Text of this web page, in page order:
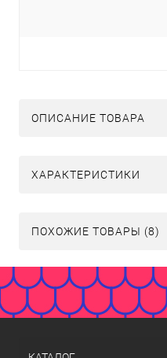
ОПИСАНИЕ ТОВАРА
ХАРАКТЕРИСТИКИ
ПОХОЖИЕ ТОВАРЫ (8)